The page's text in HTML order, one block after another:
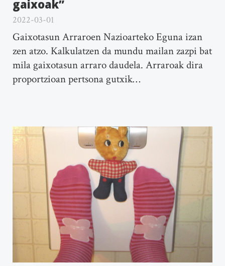
gaixoak”
2022-03-01
Gaixotasun Arraroen Nazioarteko Eguna izan
zen atzo. Kalkulatzen da mundu mailan zazpi bat
mila gaixotasun arraro daudela. Arraroak dira
proportzioan pertsona gutxik…